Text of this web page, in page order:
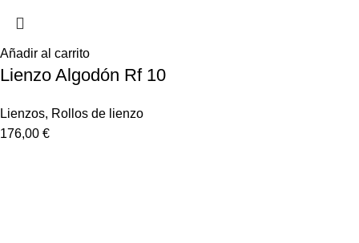
Añadir al carrito
Lienzo Algodón Rf 10
Lienzos, Rollos de lienzo
176,00 €